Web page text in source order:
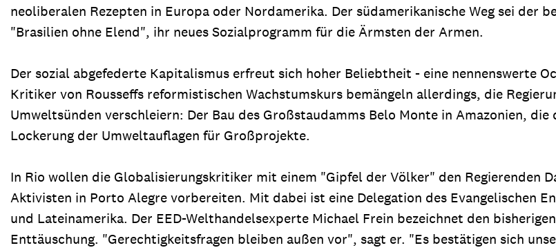
neoliberalen Rezepten in Europa oder Nordamerika. Der südamerikanische Weg sei der
"Brasilien ohne Elend", ihr neues Sozialprogramm für die Ärmsten der Armen.
Der sozial abgefederte Kapitalismus erfreut sich hoher Beliebtheit - eine nennenswerte
Kritiker von Rousseffs reformistischen Wachstumskurs bemängeln allerdings, die
Umweltsünden verschleiern: Der Bau des Großstaudamms Belo Monte in Amazonien,
Lockerung der Umweltauflagen für Großprojekte.
In Rio wollen die Globalisierungskritiker mit einem "Gipfel der Völker" den Regierenden
Aktivisten in Porto Alegre vorbereiten. Mit dabei ist eine Delegation des Evangelischen
und Lateinamerika. Der EED-Welthandelsexperte Michael Frein bezeichnet den
Enttäuschung. "Gerechtigkeitsfragen bleiben außen vor", sagt er. "Es bestätigen sich